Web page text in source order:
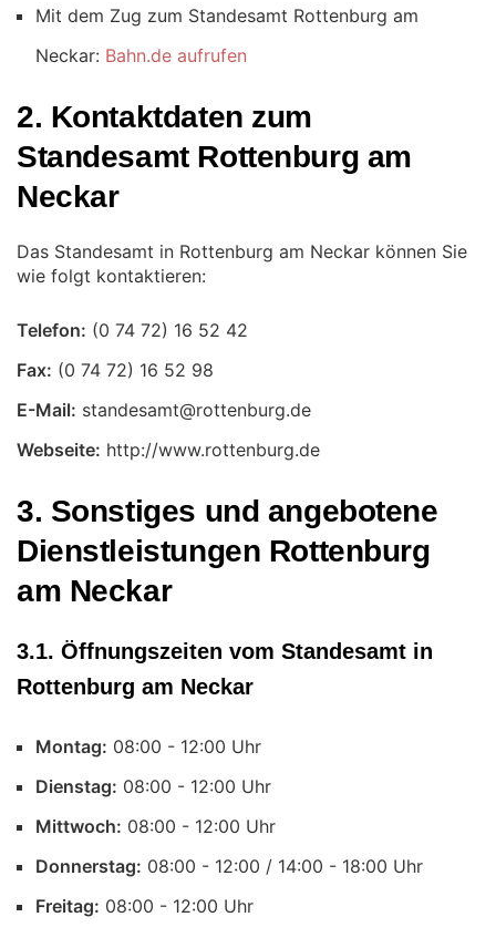
Mit dem Zug zum Standesamt Rottenburg am
Neckar: Bahn.de aufrufen
2. Kontaktdaten zum
Standesamt Rottenburg am
Neckar
Das Standesamt in Rottenburg am Neckar können Sie
wie folgt kontaktieren:
Telefon:
Fax:
E-Mail:
Webseite: http://www.rottenburg.de
3. Sonstiges und angebotene
Dienstleistungen Rottenburg
am Neckar
3.1. Öffnungszeiten vom Standesamt in
Rottenburg am Neckar
Montag:
Uhr
Dienstag:
Uhr
Mittwoch:
Uhr
Donnerstag:
Uhr
Freitag:
Uhr